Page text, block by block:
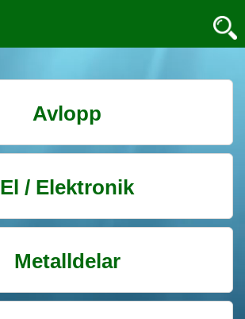
Avlopp
El / Elektronik
Metalldelar